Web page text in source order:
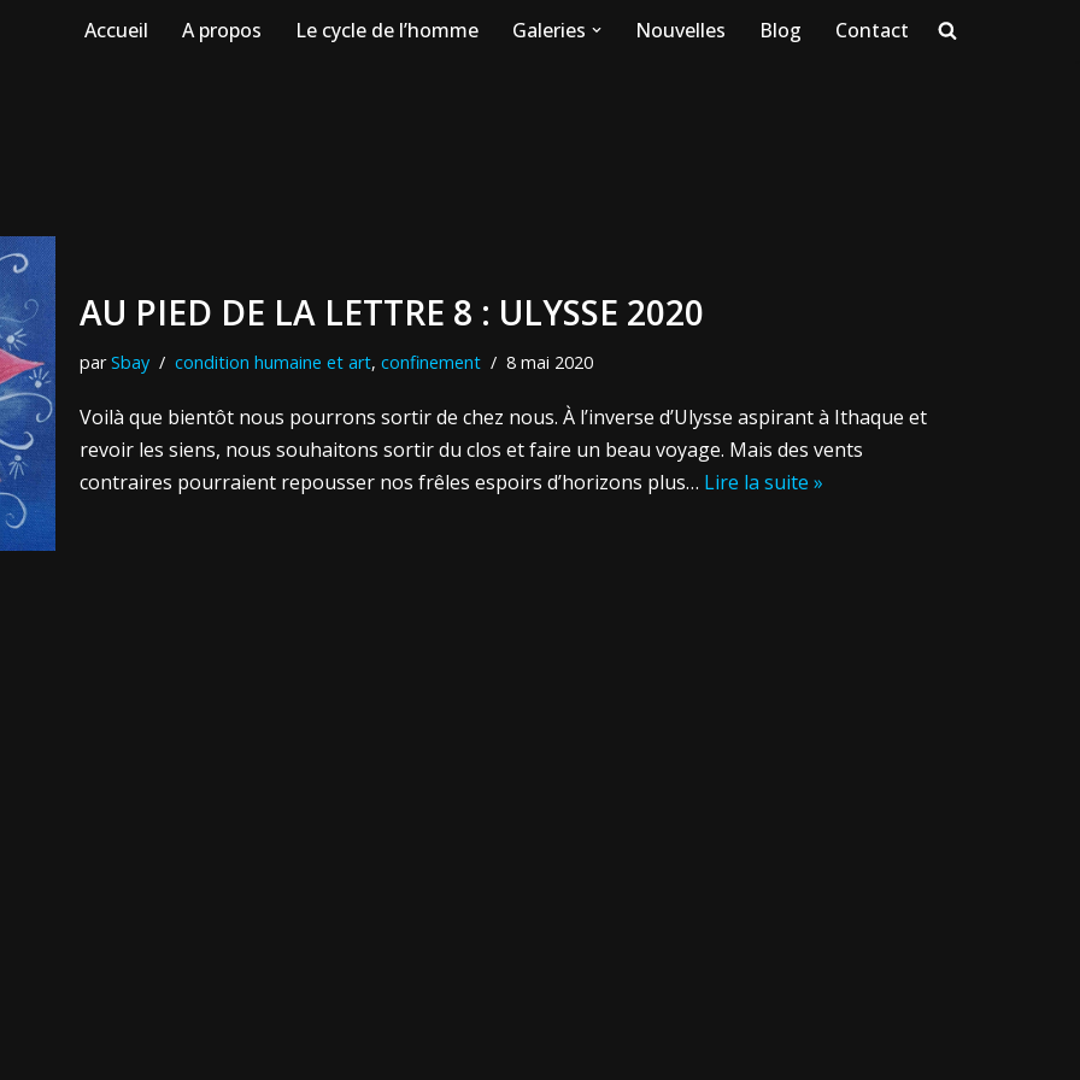
Accueil A propos Le cycle de l’homme Galeries Nouvelles Blog Contact
AU PIED DE LA LETTRE 8 : ULYSSE 2020
parSbay condition humaine et art, confinement 8 mai 2020
Voilà que bientôt nous pourrons sortir de chez nous. À l’inverse d’Ulysse aspirant à Ithaque et
revoir les siens, nous souhaitons sortir du clos et faire un beau voyage. Mais des vents
contraires pourraient repousser nos frêles espoirs d’horizons plus… Lire la suite »